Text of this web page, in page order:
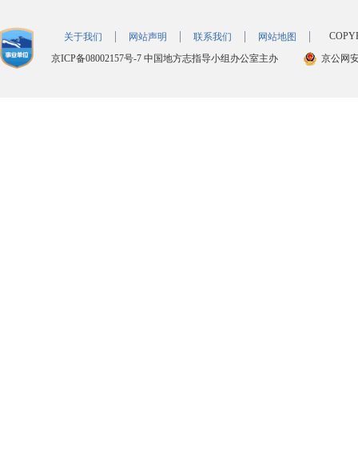
关于我们 网站声明 联系我们 网站地图
京ICP备08002157号-7 中国地方志指导小组办公室主办 京公网